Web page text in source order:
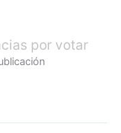
por votar